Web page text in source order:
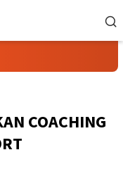
COACHING